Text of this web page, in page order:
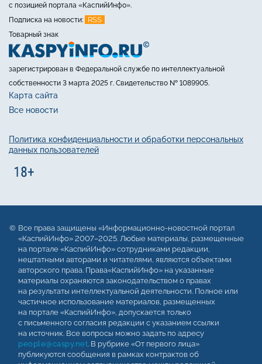
с позицией портала «КаспийИнфо».
Подписка на новости:
RSS
Товарный знак
зарегистрирован в Федеральной службе по интеллектуальной
собственности 3 марта 2025 г. Свидетельство № 1089905.
Карта сайта
Все новости
Политика конфиденциальности и обработки персональных
данных пользователей
Все права защищены «Информационно-новостной портал
«КаспийИнфо» 2007–2025. Любые материалы, размещенные
на портале «КаспийИнфо» сотрудниками редакции,
нештатными авторами и читателями, являются объектами
авторского права. Права«КаспийИнфо» на указанные
материалы охраняются законодательством о правах
на результаты интеллектуальной деятельности. Полное или
частичное использование материалов, размещенных
на портале «КаспийИнфо», допускается только
с письменного согласия редакции с указанием ссылки
на источник. Все вопросы можно задать по адресу
people@caspy.net. В рубрике «От первого лица»
публикуются сообщения в рамках контрактов об